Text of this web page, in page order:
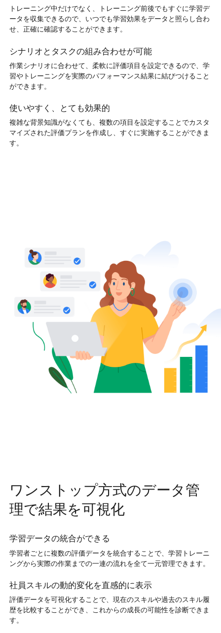
トレーニング中だけでなく、トレーニング前後でもすぐに学習デ
ータを収集できるので、いつでも学習効果をデータと照らし合わ
せ、正確に確認することができます。
シナリオとタスクの組み合わせが可能
作業シナリオに合わせて、柔軟に評価項目を設定できるので、学
習やトレーニングを実際のパフォーマンス結果に結びつけること
ができます。
使いやすく、とても効果的
複雑な背景知識がなくても、複数の項目を設定することでカスタ
マイズされた評価プランを作成し、すぐに実施することができま
す。
ワンストップ方式のデータ管
理で結果を可視化
学習データの統合ができる
学習者ごとに複数の評価データを統合することで、学習トレーニ
ングから実際の作業までの一連の流れを全て一元管理できます。
社員スキルの動的変化を直感的に表示
評価データを可視化することで、現在のスキルや過去のスキル履
歴を比較することができ、これからの成長の可能性を診断できま
す。